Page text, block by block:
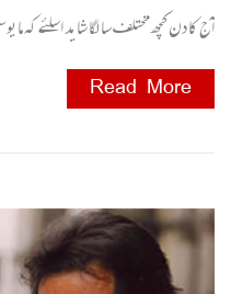
آج کا دن کچھ مختلف سا لگا شاید اسلئے کہ
Read More